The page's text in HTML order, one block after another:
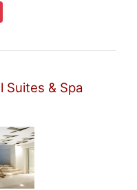
Suites & Spa